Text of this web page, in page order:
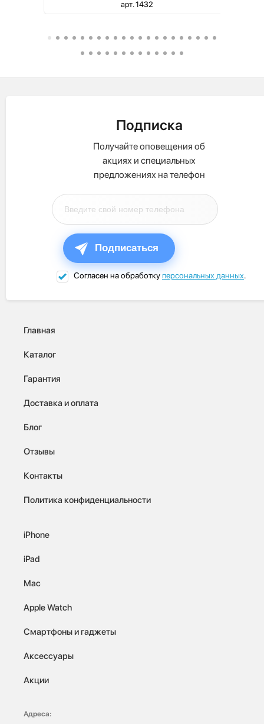
арт. 1432
Подписка
Получайте оповещения об
акциях и специальных
предложениях на телефон
Подписаться
Согласен на обработкуперсональных данных.
Главная
Каталог
Гарантия
Доставка и оплата
Блог
Отзывы
Контакты
Политика конфиденциальности
iPhone
iPad
Mac
Apple Watch
Смартфоны и гаджеты
Аксессуары
Акции
Адреса: